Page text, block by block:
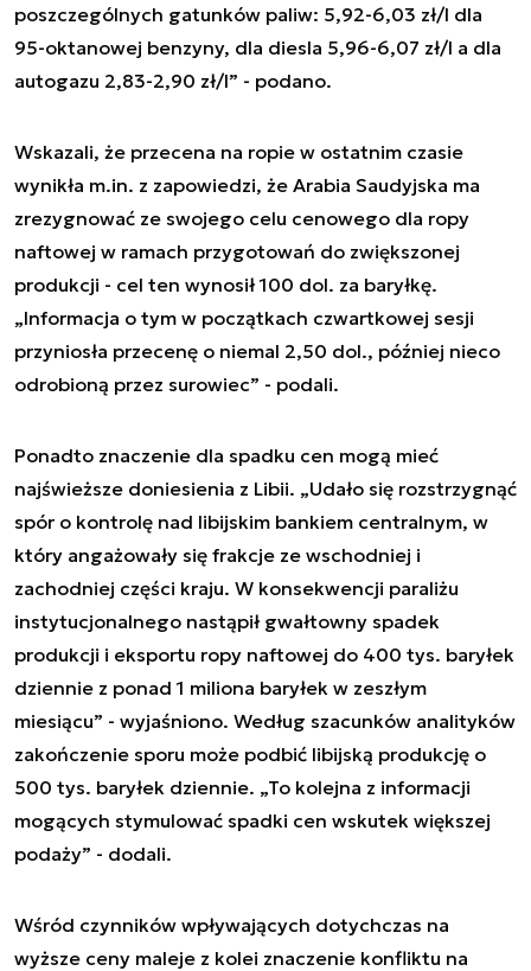
poszczególnych gatunków paliw: 5,92-6,03 zł/l dla
95-oktanowej benzyny, dla diesla 5,96-6,07 zł/l a dla
autogazu 2,83-2,90 zł/l” - podano.
Wskazali, że przecena na ropie w ostatnim czasie
wynikła m.in. z zapowiedzi, że Arabia Saudyjska ma
zrezygnować ze swojego celu cenowego dla ropy
naftowej w ramach przygotowań do zwiększonej
produkcji - cel ten wynosił 100 dol. za baryłkę.
„Informacja o tym w początkach czwartkowej sesji
przyniosła przecenę o niemal 2,50 dol., później nieco
odrobioną przez surowiec” - podali.
Ponadto znaczenie dla spadku cen mogą mieć
najświeższe doniesienia z Libii. „Udało się rozstrzygnąć
spór o kontrolę nad libijskim bankiem centralnym, w
który angażowały się frakcje ze wschodniej i
zachodniej części kraju. W konsekwencji paraliżu
instytucjonalnego nastąpił gwałtowny spadek
produkcji i eksportu ropy naftowej do 400 tys. baryłek
dziennie z ponad 1 miliona baryłek w zeszłym
miesiącu” - wyjaśniono. Według szacunków analityków
zakończenie sporu może podbić libijską produkcję o
500 tys. baryłek dziennie. „To kolejna z informacji
mogących stymulować spadki cen wskutek większej
podaży” - dodali.
Wśród czynników wpływających dotychczas na
wyższe ceny maleje z kolei znaczenie konfliktu na